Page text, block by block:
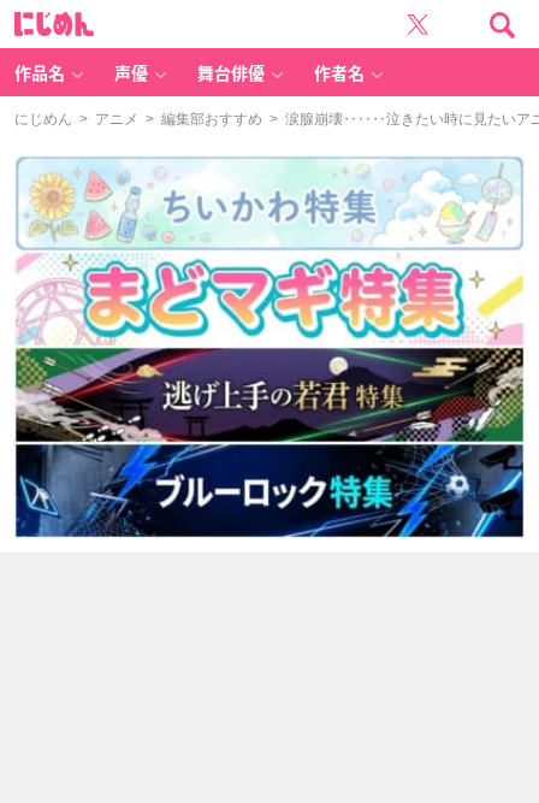
作品名 声優 舞台俳優 作者名
にじめん > アニメ > 編集部おすすめ > 涙腺崩壊‥‥‥泣きたい時に見たいア